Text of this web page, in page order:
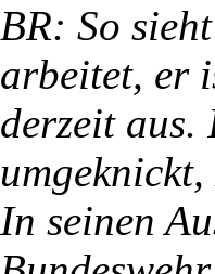
BR: So
arbeitet, er
derzeit
In seinen